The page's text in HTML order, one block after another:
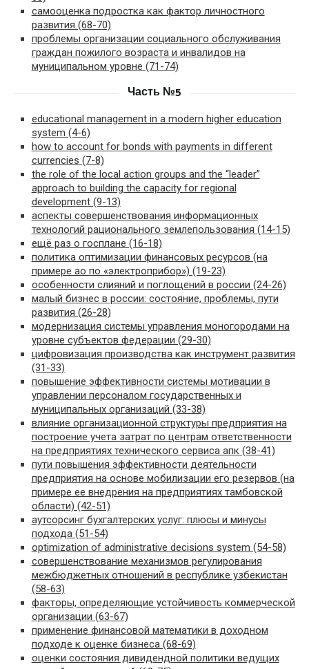
самооценка подростка как фактор личностного
развития (68-70)
проблемы организации социального обслуживания
граждан пожилого возраста и инвалидов на
муниципальном уровне (71-74)
Часть №5
educational management in a modern higher education
system (4-6)
how to account for bonds with payments in different
currencies (7-8)
the role of the local action groups and the “leader”
approach to building the capacity for regional
development (9-13)
аспекты совершенствования информационных
технологий рационального землепользования (14-15)
ещё раз о госплане (16-18)
политика оптимизации финансовых ресурсов (на
примере ао по «электроприбор») (19-23)
особенности слияний и поглощений в россии (24-26)
малый бизнес в россии: состояние, проблемы, пути
развития (26-28)
модернизация системы управления моногородами на
уровне субъектов федерации (29-30)
цифровизация производства как инструмент развития
(31-33)
повышение эффективности системы мотивации в
управлении персоналом государственных и
муниципальных организаций (33-38)
влияние организационной структуры предприятия на
построение учета затрат по центрам ответственности
на предприятиях технического сервиса апк (38-41)
пути повышения эффективности деятельности
предприятия на основе мобилизации его резервов (на
примере ее внедрения на предприятиях тамбовской
области) (42-51)
аутсорсинг бухгалтерских услуг: плюсы и минусы
подхода (51-54)
optimization of administrative decisions system (54-58)
совершенствование механизмов регулирования
межбюджетных отношений в республике узбекистан
(58-63)
факторы, определяющие устойчивость коммерческой
организации (63-67)
применение финансовой математики в доходном
подходе к оценке бизнеса (68-69)
оценки состояния дивидендной политики ведущих